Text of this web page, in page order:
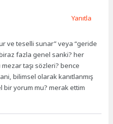
ve teselli sunar” veya “geride
fazla genel sanki? her
mezar taşı sözleri? bence
bilimsel olarak kanıtlanmış
bir yorum mu? merak ettim
Yanıtla